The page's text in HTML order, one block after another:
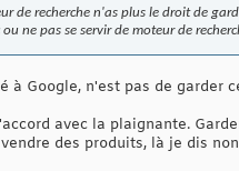
de recherche n'as plus le droit de
ne pas se servir de moteur de
à Google, n'est pas de garder
avec la plaignante.
des produits, là je dis